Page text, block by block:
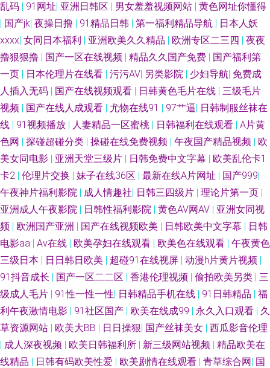
人网站 男女男啪啪啪 91国产黑丝在线 欧美久草网 九九香焦影院 人人爱人人
干人人操 亚瑟s色网 五月天性交网 91海外视频免费观看 亚洲av褔利专区 在
线观看美女视频91 91超碰人人爽 91视频在线观看网址 影音先锋中文字幕资
源 91涩情软件下载 伊人久荜中文字幕 日本精品五区 国产黑丝av 91楼胸 一
级色片免费看 欧美物业精品 国啪福利 91伪娘在线播放 亚洲精品日逼网 蜜臀
嫩屄 成人看片网站 91免费视频网页版 91宅男在线视频 影音先锋av资源一区
日韩福利在线 91影音资源 成人精品日韩精品 国产青青香蕉在线91 久久狼人
日韩精品aV无码 亚洲网站黄 91超碰网站 91人妻吸奶水91网站 超碰cop 久草
网战观看 www欧美日韩女同 国产精品丝袜黑色高跟 欧美涩色之欧美涩费 婷
婷她六月天最新 91磁力 91免费看羞羞网站 成人综合婷婷国产精品 加勒比夜
夜干 欧美内射中出 瑟瑟com 91国内产香蕉 91岁成人观看的人性网站 成人斗
乱码 | 91网址| 亚洲日韩区 | 男女羞羞视频网站 | 黄色网址你懂得
| 国产jk| 夜操日撸 | 91精品日韩 | 第一福利精品导航 | 日本人妖
xxxx| 女同日本福利 | 亚洲欧美久久精品 | 欧洲专区二三四 | 夜夜
撸狠狠撸 | 国产一区在线视频 | 精品久久国产免费 | 国产福利第
一页 | 日本伦理片在线看 | 污污AV| 另类影院 | 少妇导航| 免费成
人插入无码 | 国产在线视频观看 | 日韩黄色毛片在线 | 三级毛片
视频 | 国产在线人成观看 | 尤物在线91 | 97艹逼| 日韩制服丝袜在
线 | 91视频播放 | 人妻精品一区蜜桃 | 日韩福利在线观看 | A片黄
色网 | 探碰超碰分类 | 操碰在线免费视频 | 午夜国产精品视频 | 欧
美女同电影 | 亚洲天堂三级片 | 日韩免费中文字幕 | 欧美乱伦卡1
卡2 | 伦理片交换 | 妹子在线36区 | 最新在线A片网址 | 国产999|
午夜神片福利影院 | 成人情趣社| 日韩三四级片 | 理论片第一页 |
亚洲成人午夜影院 | 日韩性福利影院 | 黄色AV网AV | 亚洲女同视
频 | 欧洲国产亚洲 | 国产在线视频欧美 | 日韩欧美中文字幕 | 日韩
电影aa | Av在线 | 欧美孕妇在线观看 | 欧美色在线观看 | 午夜黄色
三级日本 | 日日韩日欧美 | 超碰91在线视屏 | 动漫h片黄片视频 |
91抖音成长 | 国产一区二二区 | 香港伦理视频 | 偷拍欧美另类 | 三
级成人毛片 | 91性一性一性| 日韩精品手机在线 | 91日韩精品 | 福
利午夜激情电影 | 91社区国产 | 欧美在线成99 | 永久入口观看 | 久
草资源网站 | 欧美大BB | 日日操狠| 国产丝袜美女 | 西瓜影音伦理
| 成人深夜视频 | 欧美日韩福利所 | 新三级网站视频 | 精品欧美在
线精品 | 日韩有码欧美性爱 | 欧美剧情在线观看 | 青草综合网| 国